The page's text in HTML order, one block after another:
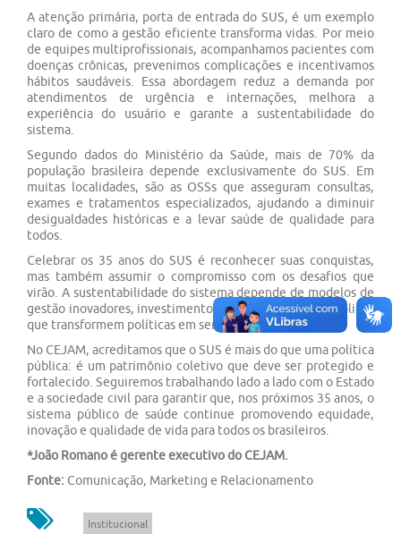
A atenção primária, porta de entrada do SUS, é um exemplo
claro de como a gestão eficiente transforma vidas. Por meio
de equipes multiprofissionais, acompanhamos pacientes com
doenças crônicas, prevenimos complicações e incentivamos
hábitos saudáveis. Essa abordagem reduz a demanda por
atendimentos de urgência e internações, melhora a
experiência do usuário e garante a sustentabilidade do
sistema.
Segundo dados do Ministério da Saúde, mais de 70% da
população brasileira depende exclusivamente do SUS. Em
muitas localidades, são as OSSs que asseguram consultas,
exames e tratamentos especializados, ajudando a diminuir
desigualdades históricas e a levar saúde de qualidade para
todos.
Celebrar os 35 anos do SUS é reconhecer suas conquistas,
mas também assumir o compromisso com os desafios que
virão. A sustentabilidade do sistema depende de modelos de
gestão inovadores, investimento contínuo e parcerias sólidas
que transformem políticas em serviços concretos.
No CEJAM, acreditamos que o SUS é mais do que uma política
pública: é um patrimônio coletivo que deve ser protegido e
fortalecido. Seguiremos trabalhando lado a lado com o Estado
e a sociedade civil para garantir que, nos próximos 35 anos, o
sistema público de saúde continue promovendo equidade,
inovação e qualidade de vida para todos os brasileiros.
*João Romano é gerente executivo do CEJAM.
Fonte: Comunicação, Marketing e Relacionamento
Institucional